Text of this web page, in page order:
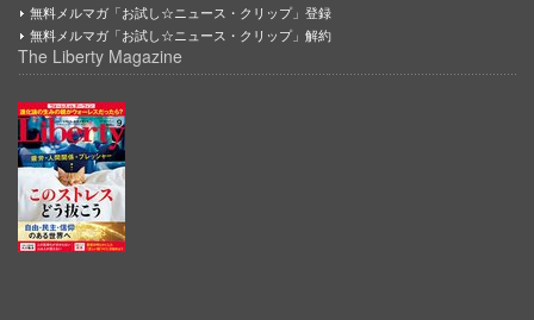
無料メルマガ「お試し☆ニュース・クリップ」登録
無料メルマガ「お試し☆ニュース・クリップ」解約
The Liberty Magazine